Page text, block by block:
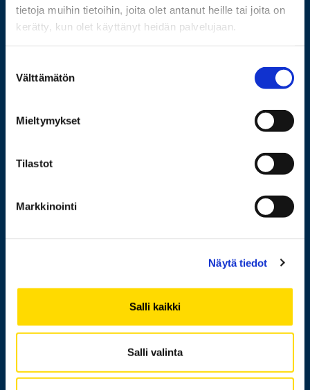
tietoja muihin tietoihin, joita olet antanut heille tai joita on
kerätty, kun olet käyttänyt heidän palvelujaan.
valinta
Välttämätön
Mieltymykset
Tilastot
Markkinointi
Näytä tiedot
Salli kaikki
Salli valinta
Lisää yhteystietoja
Laskutusosoite
Medialle
Tietoa sivustosta